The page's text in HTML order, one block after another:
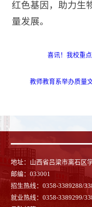
红色基因，助力生
量发展。
喜讯！我校重
教师教育系举办质量
地址：山西省吕梁市离石区
邮编：033001
招生热线：0358-3389288/
就业热线：0358-3389299/